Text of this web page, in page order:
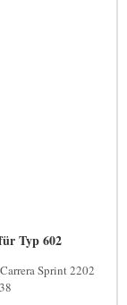
Lloyds Rasierer Scherfolie /Scherblatt passend für Typ 602
Sprint 2202